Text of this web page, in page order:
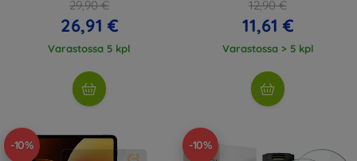
29,90 €
26,91 €
Varastossa 5 kpl
12,90 €
11,61 €
Varastossa > 5 kpl
-10% -10%